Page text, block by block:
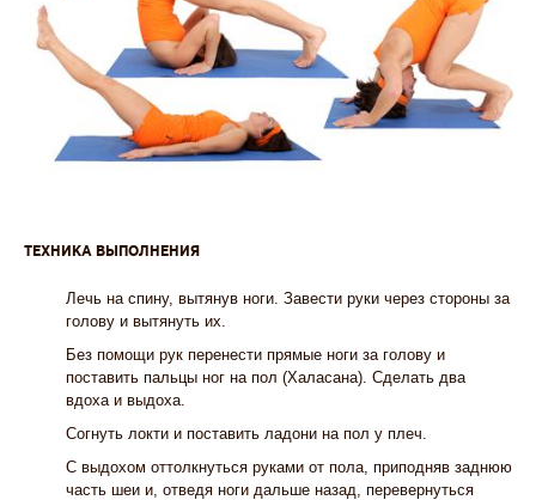
ТЕХНИКА ВЫПОЛНЕНИЯ
Лечь на спину, вытянув ноги. Завести руки через стороны за
голову и вытянуть их.
Без помощи рук перенести прямые ноги за голову и
поставить пальцы ног на пол (Халасана). Сделать два
вдоха и выдоха.
Согнуть локти и поставить ладони на пол у плеч.
С выдохом оттолкнуться руками от пола, приподняв заднюю
часть шеи и, отведя ноги дальше назад, перевернуться